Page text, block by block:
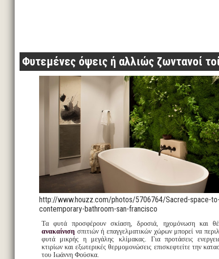
Φυτεμένες όψεις ή αλλιώς ζωντανοί
http://www.houzz.com/photos/5706764/Sacred-space-
contemporary-bathroom-san-francisco
Τα φυτά προσφέρουν σκίαση, δροσιά, ηχομόνωση και
ανακαίνιση σπιτιών ή επαγγελματικών χώρων μπορεί να
φυτά μικρής η μεγάλης κλίμακας. Για προτάσεις
κτιρίων και εξωτερικές θερμομονώσεις επισκεφτείτε την
του Ιωάννη Φούσκα.